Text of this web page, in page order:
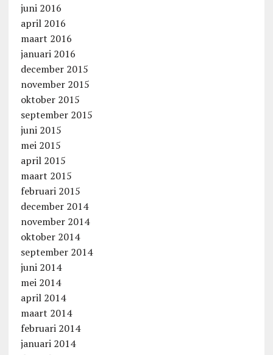
juni 2016
april 2016
maart 2016
januari 2016
december 2015
november 2015
oktober 2015
september 2015
juni 2015
mei 2015
april 2015
maart 2015
februari 2015
december 2014
november 2014
oktober 2014
september 2014
juni 2014
mei 2014
april 2014
maart 2014
februari 2014
januari 2014